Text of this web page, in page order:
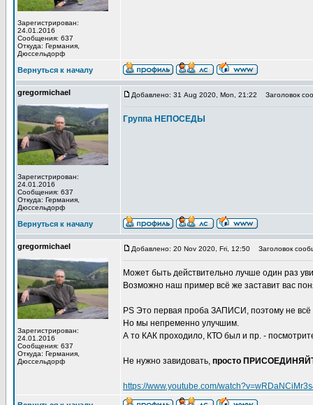
Зарегистрирован:
24.01.2016
Сообщения: 637
Откуда: Германия,
Дюссельдорф
Вернуться к началу
gregormichael
Зарегистрирован:
24.01.2016
Сообщения: 637
Откуда: Германия,
Дюссельдорф
Добавлено: 31 Aug 2020, Mon, 21:22 Заголовок
Группа НЕПОСЕДЫ
Вернуться к началу
gregormichael
Зарегистрирован:
24.01.2016
Сообщения: 637
Откуда: Германия,
Дюссельдорф
Добавлено: 20 Nov 2020, Fri, 12:50 Заголовок
Может быть действительно лучше один раз
Возможно наш пример всё же заставит вас
PS Это первая проба ЗАПИСИ, поэтому не всё
Но мы непременно улучшим.
А то КАК проходило, КТО был и пр. -
Не нужно завидовать, просто
https://www.youtube.com/